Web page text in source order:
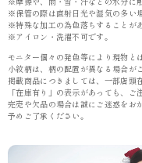
※摩擦や、雨・雪・汗などの水分に
※保管の際は直射日光や湿気の多い
※特殊な加工の為色落ちすることが
※アイロン・洗濯不可です。
モニター個々の発色等により現物と
小紋柄は、柄の配置が異なる場合が
掲載商品につきましては、一部店頭
「在庫有り」の表示があっても、ご
完売や欠品の場合は誠にご迷惑をお
予めご了承ください。